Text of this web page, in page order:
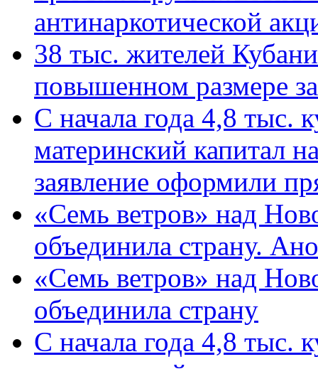
антинаркотической
38 тыс. жителей
повышенном размере
С начала года 4,8 тыс.
материнский капитал
заявление оформили
«Семь ветров» над
объединила страну.
«Семь ветров» над
объединила страну
С начала года 4,8 тыс.